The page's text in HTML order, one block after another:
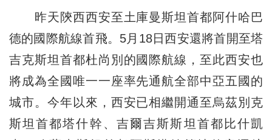
昨天陝西西安至土庫曼斯坦首都阿什哈巴
德的國際航線首飛。5月18日西安還將首開至塔
吉克斯坦首都杜尚別的國際航線，至此西安也
將成為全國唯一一座率先通航全部中亞五國的
城市。今年以來，西安已相繼開通至烏茲別克
斯坦首都塔什幹、吉爾吉斯斯坦首都比什凱